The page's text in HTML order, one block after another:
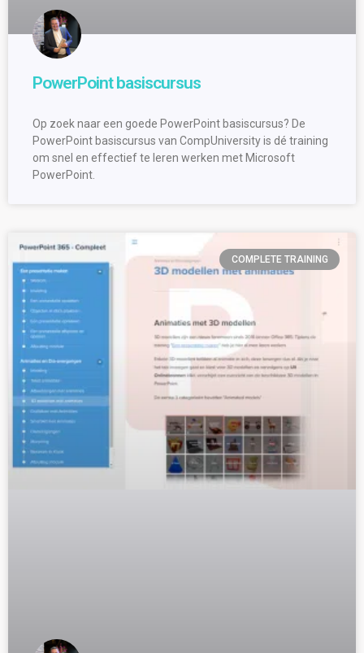
PowerPoint basiscursus
Op zoek naar een goede PowerPoint basiscursus? De
PowerPoint basiscursus van CompUniversity is dé training
om snel en effectief te leren werken met Microsoft
PowerPoint.
COMPLETE TRAINING